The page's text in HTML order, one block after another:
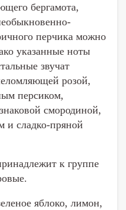
бергамота,
перчика можно
указанные ноты
звучат
розой,
персиком,
смородиной,
и сладко-пряной
к группе
яблоко, лимон,